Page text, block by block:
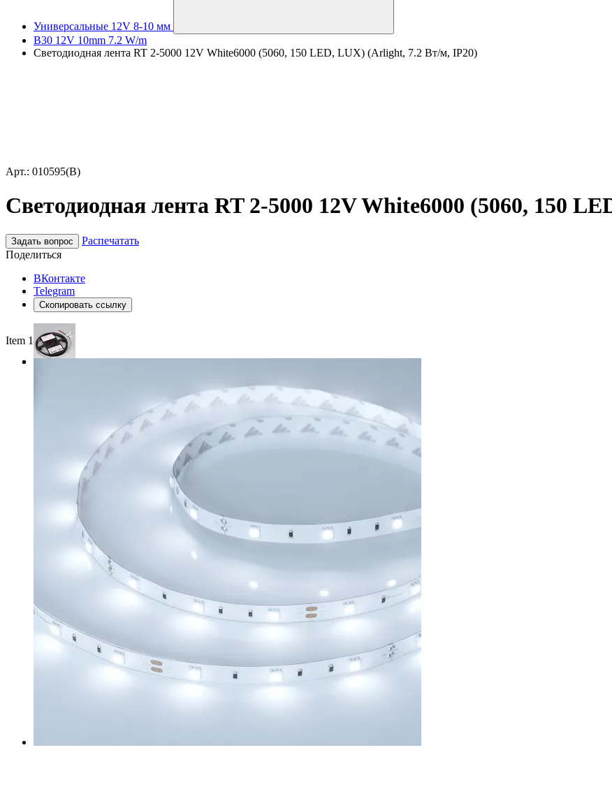
Универсальные 12V 8-10 мм
B30 12V 10mm 7.2 W/m
Светодиодная лента RT 2-5000 12V White6000 (5060, 150 LED, LUX) (Arlight, 7.2 Вт/м, IP20)
Арт.: 010595(B)
Светодиодная лента RT 2-5000 12V White6000 (5060, 150
Задать вопрос
Распечатать
Поделиться
ВКонтакте
Telegram
Скопировать ссылку
Item 1 of 3